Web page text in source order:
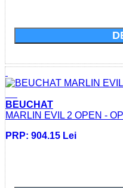
BEUCHAT
MARLIN EVIL 2
PRP: 904.15 Lei